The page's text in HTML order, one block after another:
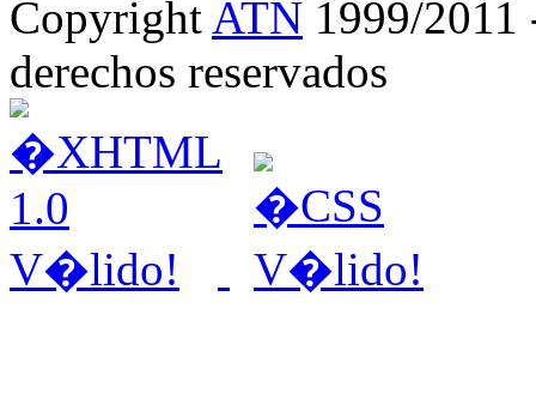
Copyright ATN 1999/2011
derechos reservados